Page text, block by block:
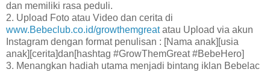
dan memiliki rasa peduli.
2. Upload Foto atau Video dan cerita di
www.Bebeclub.co.id/growthemgreatatau Upload via akun
Instagram dengan format penulisan : [Nama anak][usia
anak][cerita]dan[hashtag #GrowThemGreat #BebeHero]
3. Menangkan hadiah utama menjadi bintang iklan Bebelac